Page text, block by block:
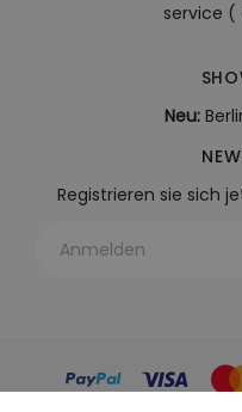
service (
Neu:
Registrieren sie sich
Anmelden